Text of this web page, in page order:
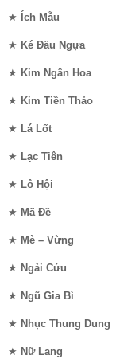
★ Ích Mẫu
★ Ké Đầu Ngựa
★ Kim Ngân Hoa
★ Kim Tiền Thảo
★ Lá Lốt
★ Lạc Tiên
★ Lô Hội
★ Mã Đề
★ Mè – Vừng
★ Ngải Cứu
★ Ngũ Gia Bì
★ Nhục Thung Dung
★ Nữ Lang